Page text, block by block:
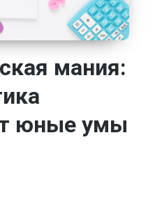
мания:
юные умы